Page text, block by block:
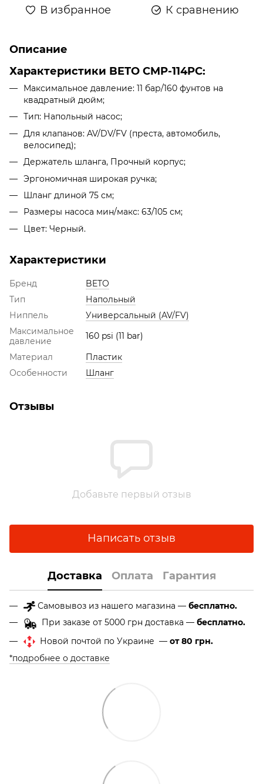
В избранное К сравнению
Описание
Характеристики BETO CMP-114PC:
Максимальное давление: 11 бар/160 фунтов на
квадратный дюйм;
Тип: Напольный насос;
Для клапанов: AV/DV/FV (преста, автомобиль,
велосипед);
Держатель шланга, Прочный корпус;
Эргономичная широкая ручка;
Шланг длиной 75 см;
Размеры насоса мин/макс: 63/105 см;
Цвет: Черный.
Характеристики
Бренд
BETO
Тип
Напольный
Ниппель
Универсальный (AV/FV)
Максимальное
давление
160 psi (11 bar)
Материал
Пластик
Особенности
Шланг
Отзывы
Добавьте первый отзыв
Написать отзыв
Доставка Оплата Гарантия
Самовывоз из нашего магазина — бесплатно.
При заказе от 5000 грн доставка — бесплатно.
Новой почтой по Украине — от 80 грн.
*подробнее о доставке